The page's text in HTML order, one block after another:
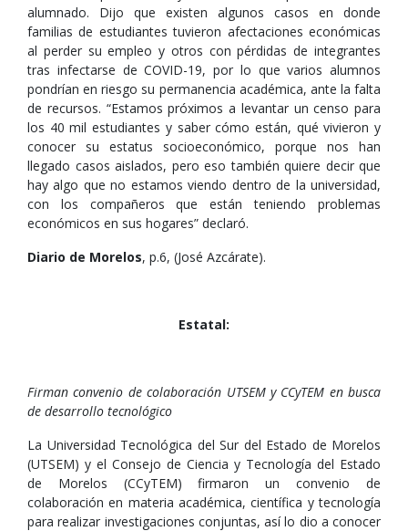
alumnado. Dijo que existen algunos casos en donde
familias de estudiantes tuvieron afectaciones económicas
al perder su empleo y otros con pérdidas de integrantes
tras infectarse de COVID-19, por lo que varios alumnos
pondrían en riesgo su permanencia académica, ante la falta
de recursos. “Estamos próximos a levantar un censo para
los 40 mil estudiantes y saber cómo están, qué vivieron y
conocer su estatus socioeconómico, porque nos han
llegado casos aislados, pero eso también quiere decir que
hay algo que no estamos viendo dentro de la universidad,
con los compañeros que están teniendo problemas
económicos en sus hogares” declaró.
Diario de Morelos, p.6, (José Azcárate).
Estatal:
Firman convenio de colaboración UTSEM y CCyTEM en busca
de desarrollo tecnológico
La Universidad Tecnológica del Sur del Estado de Morelos
(UTSEM) y el Consejo de Ciencia y Tecnología del Estado
de Morelos (CCyTEM) firmaron un convenio de
colaboración en materia académica, científica y tecnología
para realizar investigaciones conjuntas, así lo dio a conocer